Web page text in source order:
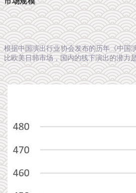
根据中国演出行业协会发布的历年《中国
比欧美日韩市场，国内的线下演出的潜力